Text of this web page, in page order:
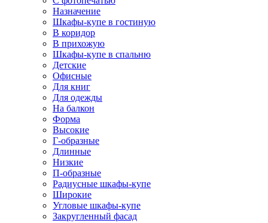
Назначение
Шкафы-купе в гостиную
В коридор
В прихожую
Шкафы-купе в спальню
Детские
Офисные
Для книг
Для одежды
На балкон
Форма
Высокие
Г-образные
Длинные
Низкие
П-образные
Радиусные шкафы-купе
Широкие
Угловые шкафы-купе
Закругленный фасад